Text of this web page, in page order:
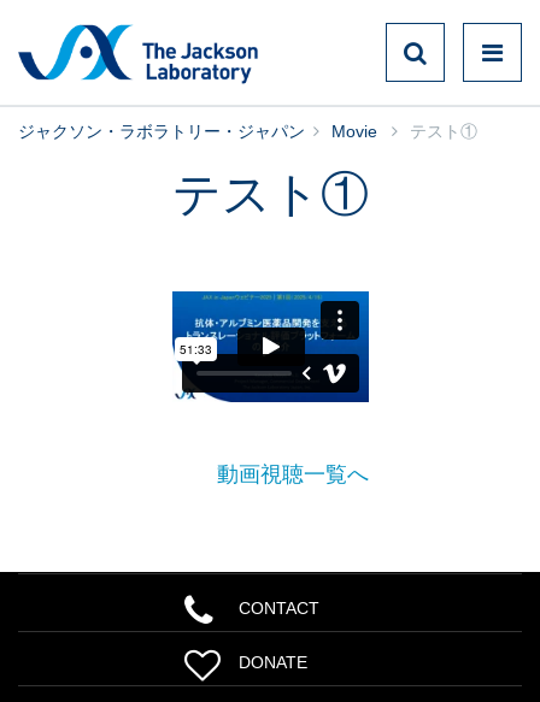
ジャクソン・ラボラトリー・ジャパン Movie テスト①
テスト①
動画視聴一覧へ
CONTACT
DONATE